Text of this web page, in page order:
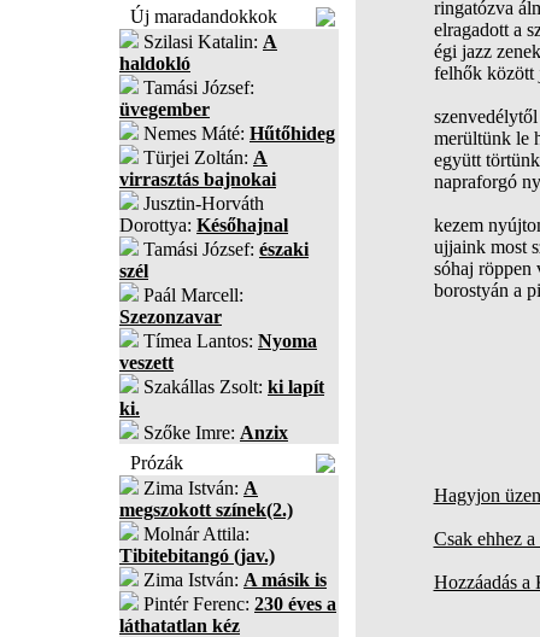
Új maradandokkok
Szilasi Katalin: A
haldokló
Tamási József:
üvegember
Nemes Máté: Hűtőhideg
Türjei Zoltán: A
virrasztás bajnokai
Jusztin-Horváth
Dorottya: Későhajnal
Tamási József: északi
szél
Paál Marcell:
Szezonzavar
Tímea Lantos: Nyoma
veszett
Szakállas Zsolt: ki lapít
ki.
Szőke Imre: Anzix
Prózák
Zima István: A
megszokott színek(2.)
Molnár Attila:
Tibitebitangó (jav.)
Zima István: A másik is
Pintér Ferenc: 230 éves a
láthatatlan kéz
ringatózva
elragadott a
égi jazz
felhők között
merültünk le
együtt
napraforgó
kezem
ujjaink most
sóhaj röppen
borostyán a
Hagyjon
Csak ehhez
Hozzáadás